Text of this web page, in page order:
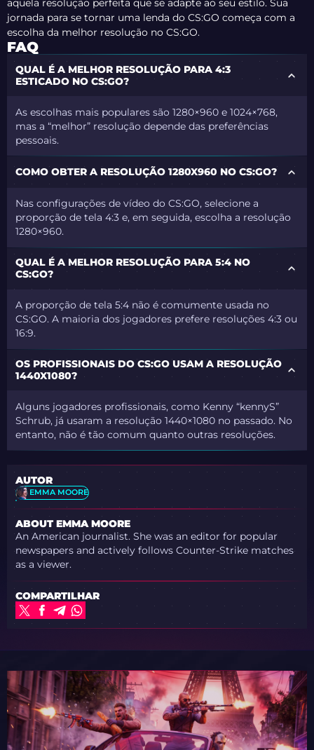
aquela resolução perfeita que se adapte ao seu estilo. Sua
jornada para se tornar uma lenda do CS:GO começa com a
escolha da melhor resolução no CS:GO.
FAQ
QUAL É A MELHOR RESOLUÇÃO PARA 4:3
ESTICADO NO CS:GO?
As escolhas mais populares são 1280×960 e 1024×768,
mas a “melhor” resolução depende das preferências
pessoais.
COMO OBTER A RESOLUÇÃO 1280X960 NO CS:GO?
Nas configurações de vídeo do CS:GO, selecione a
proporção de tela 4:3 e, em seguida, escolha a resolução
1280×960.
QUAL É A MELHOR RESOLUÇÃO PARA 5:4 NO
CS:GO?
A proporção de tela 5:4 não é comumente usada no
CS:GO. A maioria dos jogadores prefere resoluções 4:3 ou
16:9.
OS PROFISSIONAIS DO CS:GO USAM A RESOLUÇÃO
1440X1080?
Alguns jogadores profissionais, como Kenny “kennyS”
Schrub, já usaram a resolução 1440×1080 no passado. No
entanto, não é tão comum quanto outras resoluções.
AUTOR
EMMA MOORE
ABOUT EMMA MOORE
An American journalist. She was an editor for popular
newspapers and actively follows Counter-Strike matches
as a viewer.
COMPARTILHAR